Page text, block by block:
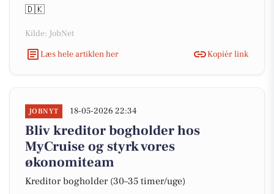
🇩🇰
Kilde: JobNet
Læs hele artiklen her
Kopiér link
JOBNYT 18-05-2026 22:34
Bliv kreditor bogholder hos
MyCruise og styrk vores
økonomiteam
Kreditor bogholder (30–35 timer/uge)